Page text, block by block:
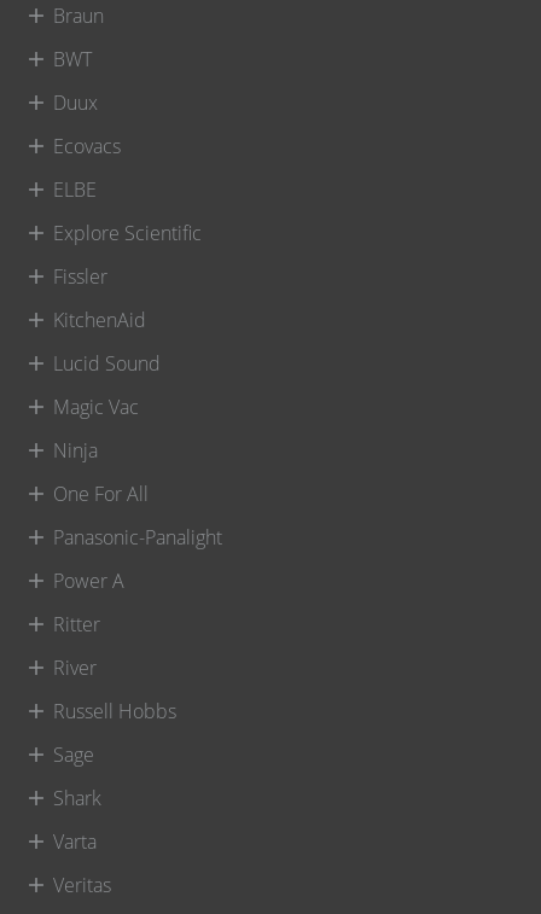
Braun
BWT
Duux
Ecovacs
ELBE
Explore Scientific
Fissler
KitchenAid
Lucid Sound
Magic Vac
Ninja
One For All
Panasonic-Panalight
Power A
Ritter
River
Russell Hobbs
Sage
Shark
Varta
Veritas